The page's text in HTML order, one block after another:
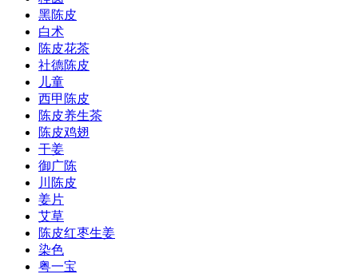
黑陈皮
白术
陈皮花茶
社德陈皮
儿童
西甲陈皮
陈皮养生茶
陈皮鸡翅
干姜
御广陈
川陈皮
姜片
艾草
陈皮红枣生姜
染色
粤一宝